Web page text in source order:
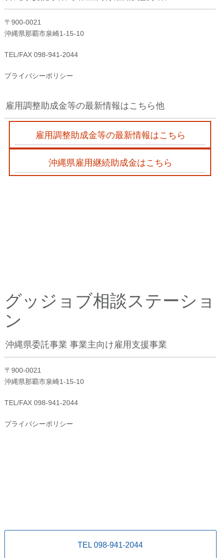
〒900-0021
沖縄県那覇市泉崎1-15-10
TEL/FAX 098-941-2044
プライバシーポリシー
雇用調整助成金等の最新情報はこちら他
雇用調整助成金等の最新情報はこちら
沖縄県雇用継続助成金はこちら
グッジョブ相談ステーショ
ン
沖縄県委託事業 事業主向け雇用支援事業
〒900-0021
沖縄県那覇市泉崎1-15-10
TEL/FAX 098-941-2044
プライバシーポリシー
TEL 098-941-2044